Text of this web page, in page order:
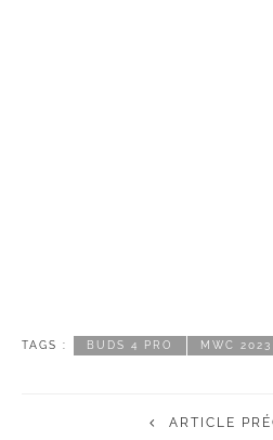
TAGS : BUDS 4 PRO MWC 2023
ARTICLE